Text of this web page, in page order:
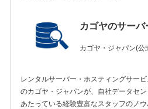
カゴヤのサー
カゴヤ・ジャパン(公
レンタルサーバー・ホスティングサー
のカゴヤ・ジャパンが、自社データセ
あたっている経験豊富なスタッフのノウ